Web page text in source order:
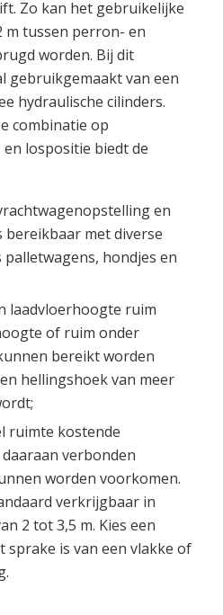
Zo kan het gebruikelijke
m tussen perron- en
worden. Bij dit
gebruikgemaakt van een
hydraulische cilinders.
combinatie op
lospositie biedt de
en
met diverse
hondjes en
laadvloerhoogte ruim
of ruim onder
bereikt worden
hellingshoek van meer
ruimte kostende
verbonden
worden voorkomen.
verkrijgbaar in
2 tot 3,5 m. Kies een
sprake is van een vlakke of